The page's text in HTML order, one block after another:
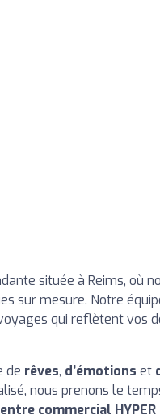
située à Reims, où
sur mesure. Notre
qui reflètent vos
de rêves, d’émotions et
nous prenons le
commercial HYPER